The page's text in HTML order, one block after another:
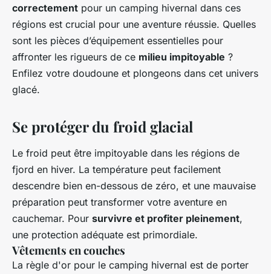
correctement pour un camping hivernal dans ces
régions est crucial pour une aventure réussie. Quelles
sont les pièces d’équipement essentielles pour
affronter les rigueurs de ce milieu impitoyable ?
Enfilez votre doudoune et plongeons dans cet univers
glacé.
Se protéger du froid glacial
Le froid peut être impitoyable dans les régions de
fjord en hiver. La température peut facilement
descendre bien en-dessous de zéro, et une mauvaise
préparation peut transformer votre aventure en
cauchemar. Pour survivre et profiter pleinement,
une protection adéquate est primordiale.
Vêtements en couches
La règle d'or pour le camping hivernal est de porter